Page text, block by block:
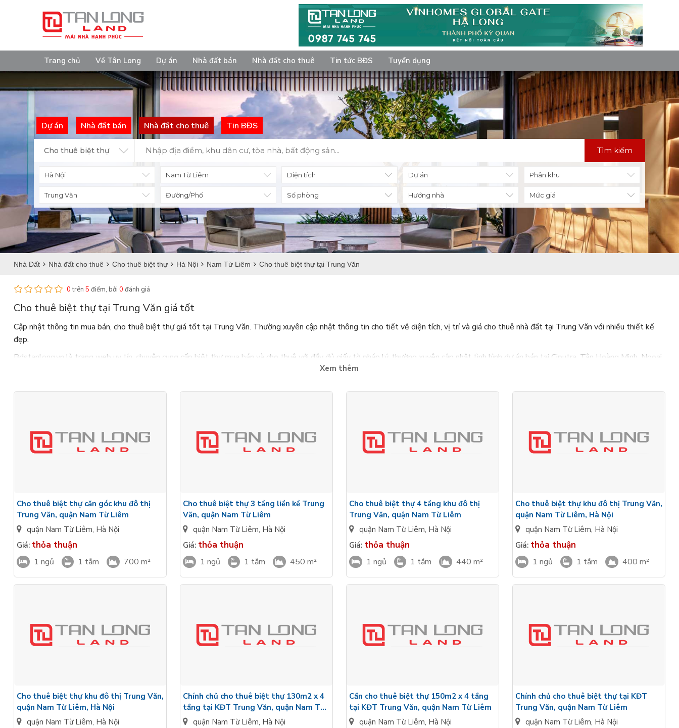
Trang chủ Về Tân Long Dự án Nhà đất bán Nhà đất cho thuê Tin tức BĐS Tuyển dụng
Dự án Nhà đất bán Nhà đất cho thuê Tin BĐS
Cho thuê biệt thự Tìm kiếm
Diện tích
Số phòng Hướng nhà Mức giá
Nhà Đất Nhà đất cho thuê Cho thuê biệt thự Hà Nội Nam Từ Liêm Cho thuê biệt thự tại Trung Văn
0trên 5 điểm, bởi 0 đánh giá
Cho thuê biệt thự tại Trung Văn giá tốt
Cập nhật thông tin mua bán, cho thuê biệt thự giá tốt tại Trung Văn. Thường xuyên cập nhật thông tin cho tiết về diện tích, vị trí và giá cho thuê nhà đất tại Trung Văn với nhiều thiết kế
đẹp.
Bdstanlong.vn là trang web uy tín, chuyên cung cấp biệt thự mua bán và cho thuê với đầy đủ giấy tờ pháp lý, thường xuyên cập nhật tình hình dự án bán tại Ciputra, Tân Hoàng Minh, Ngoại
Với mức giá hợp lý, nơi đây là địa điểm an cư lý tưởng cho nhiều gia đình Việt.
Xem thêm
Cho thuê biệt thự căn góc khu đô thị
Trung Văn, quận Nam Từ Liêm
quận Nam Từ Liêm, Hà Nội
Giá: thỏa thuận
1 ngủ 1 tắm 700 m²
Cho thuê biệt thự 3 tầng liền kề Trung
Văn, quận Nam Từ Liêm
quận Nam Từ Liêm, Hà Nội
Giá: thỏa thuận
1 ngủ 1 tắm 450 m²
Cho thuê biệt thự 4 tầng khu đô thị
Trung Văn, quận Nam Từ Liêm
quận Nam Từ Liêm, Hà Nội
Giá: thỏa thuận
1 ngủ 1 tắm 440 m²
Cho thuê biệt thự khu đô thị Trung Văn,
quận Nam Từ Liêm, Hà Nội
quận Nam Từ Liêm, Hà Nội
Giá: thỏa thuận
1 ngủ 1 tắm 400 m²
Cho thuê biệt thự khu đô thị Trung Văn,
quận Nam Từ Liêm, Hà Nội
quận Nam Từ Liêm, Hà Nội
Chính chủ cho thuê biệt thự 130m2 x 4
tầng tại KĐT Trung Văn, quận Nam Từ
Liêmquận Nam Từ Liêm, Hà Nội
Cần cho thuê biệt thự 150m2 x 4 tầng
tại KĐT Trung Văn, quận Nam Từ Liêm
quận Nam Từ Liêm, Hà Nội
Chính chủ cho thuê biệt thự tại KĐT
Trung Văn, quận Nam Từ Liêm
quận Nam Từ Liêm, Hà Nội